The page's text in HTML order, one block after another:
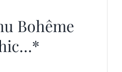
Bohême